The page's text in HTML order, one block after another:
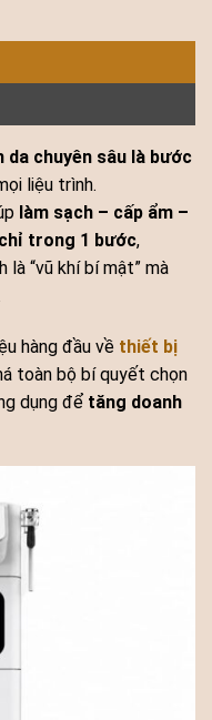
da chuyên sâu là bước
liệu trình.
làm sạch – cấp ẩm –
trong 1 bước,
là “vũ khí bí mật” mà
hàng đầu về thiết bị
toàn bộ bí quyết chọn
dụng để tăng doanh